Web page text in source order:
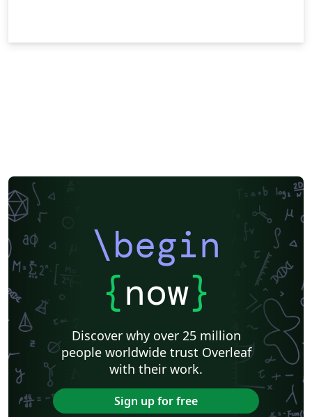
\begin
{now}
Discover why over 25 million
people worldwide trust Overleaf
with their work.
Sign up for free